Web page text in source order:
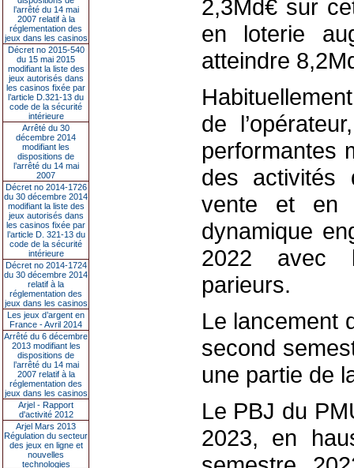
l’arrêté du 14 mai
2007 relatif à la
réglementation des
jeux dans les casinos
Décret no 2015-540
du 15 mai 2015
modifiant la liste des
jeux autorisés dans
les casinos fixée par
l’article D.321-13 du
code de la sécurité
intérieure
Arrêté du 30
décembre 2014
modifiant les
dispositions de
l’arrêté du 14 mai
2007
Décret no 2014-1726
du 30 décembre 2014
modifiant la liste des
jeux autorisés dans
les casinos fixée par
l’article D. 321-13 du
code de la sécurité
intérieure
Décret no 2014-1724
du 30 décembre 2014
relatif à la
réglementation des
jeux dans les casinos
Les jeux d’argent en
France - Avril 2014
Arrêté du 6 décembre
2013 modifiant les
dispositions de
l’arrêté du 14 mai
2007 relatif à la
réglementation des
jeux dans les casinos
Arjel - Rapport
d'activité 2012
Arjel Mars 2013
Régulation du secteur
des jeux en ligne et
nouvelles
technologies
2,3Md€ sur
en loterie
atteindre
de
performantes
des activités
vente et en
dynamique
2022 avec
parieurs.
Le lancement
second
une partie de
Le PBJ du
2023, en